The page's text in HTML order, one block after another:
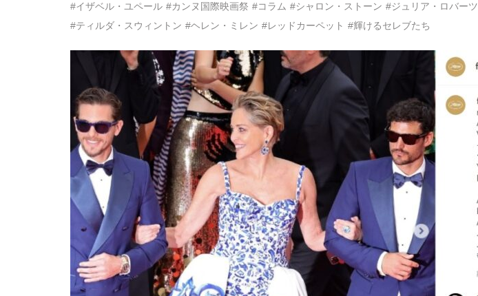
#イザベル・ユペール #カンヌ国際映画祭 #コラム #シャロン・ストーン #ジュリア・ロバーツ
#ティルダ・スウィントン #ヘレン・ミレン #レッドカーペット #輝けるセレブたち